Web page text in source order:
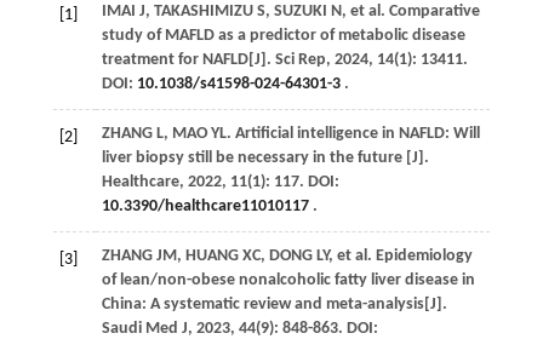
[1] IMAI J, TAKASHIMIZU S, SUZUKI N , et al . Comparative
study of MAFLD as a predictor of metabolic disease
treatment for NAFLD[J]. Sci Rep, 2024, 14(1): 13411.
DOI: 10.1038/s41598-024-64301-3.
[2] ZHANG L, MAO YL. Artificial intelligence in NAFLD: Will
liver biopsy still be necessary in the future [J].
Healthcare, 2022, 11(1): 117. DOI:
10.3390/healthcare11010117.
[3] ZHANG JM , HUANG XC, DONG LY, et al . Epidemiology
of lean/non-obese nonalcoholic fatty liver disease in
China: A systematic review and meta-analysis[J].
Saudi Med J, 2023, 44(9): 848-863. DOI: